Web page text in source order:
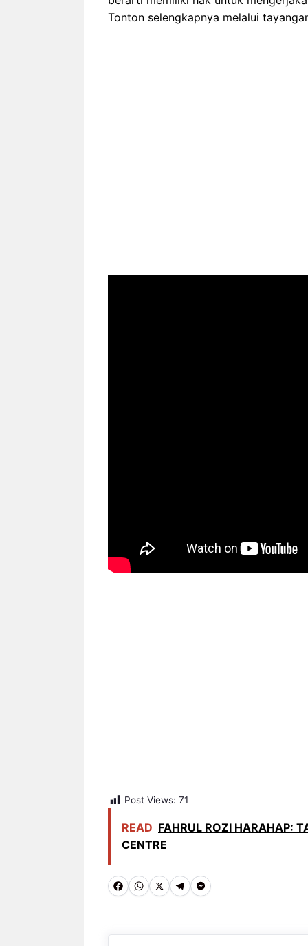
Tonton selengkapnya melalui
Post Views: 71
READ FAHRUL ROZI HARAHAP:
CENTRE
F
c
W
a
X T
l
M
s